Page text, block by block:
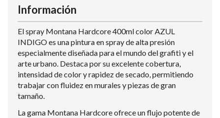
Información
El spray Montana Hardcore 400ml color AZUL
INDIGO es una pintura en spray de alta presión
especialmente diseñada para el mundo del grafiti y el
arte urbano. Destaca por su excelente cobertura,
intensidad de color y rapidez de secado, permitiendo
trabajar con fluidez en murales y piezas de gran
tamaño.
La gama Montana Hardcore ofrece un flujo potente de